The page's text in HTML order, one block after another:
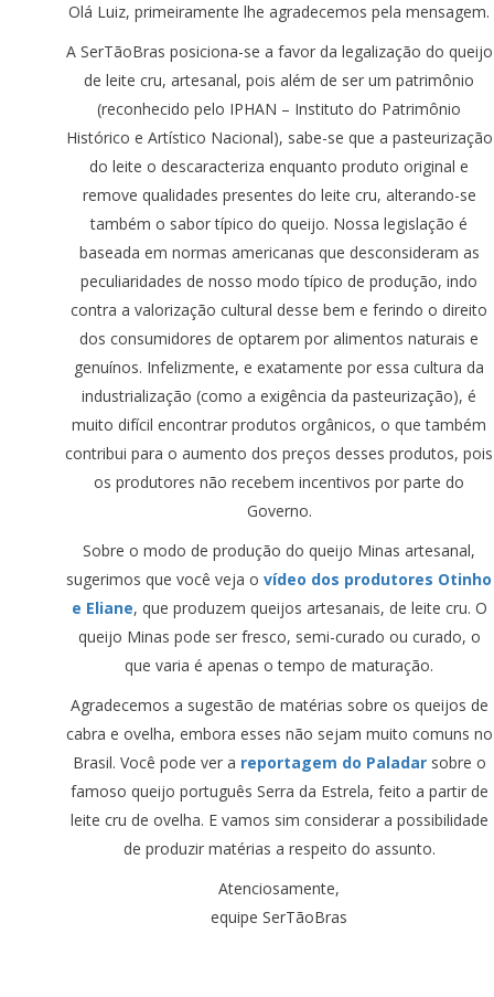
Olá Luiz, primeiramente lhe agradecemos pela mensagem.
A SerTãoBras posiciona-se a favor da legalização do queijo
de leite cru, artesanal, pois além de ser um patrimônio
(reconhecido pelo IPHAN – Instituto do Patrimônio
Histórico e Artístico Nacional), sabe-se que a pasteurização
do leite o descaracteriza enquanto produto original e
remove qualidades presentes do leite cru, alterando-se
também o sabor típico do queijo. Nossa legislação é
baseada em normas americanas que desconsideram as
peculiaridades de nosso modo típico de produção, indo
contra a valorização cultural desse bem e ferindo o direito
dos consumidores de optarem por alimentos naturais e
genuínos. Infelizmente, e exatamente por essa cultura da
industrialização (como a exigência da pasteurização), é
muito difícil encontrar produtos orgânicos, o que também
contribui para o aumento dos preços desses produtos, pois
os produtores não recebem incentivos por parte do
Governo.
Sobre o modo de produção do queijo Minas artesanal,
sugerimos que você veja ovídeo dos produtores Otinho
e Eliane, que produzem queijos artesanais, de leite cru. O
queijo Minas pode ser fresco, semi-curado ou curado, o
que varia é apenas o tempo de maturação.
Agradecemos a sugestão de matérias sobre os queijos de
cabra e ovelha, embora esses não sejam muito comuns no
Brasil. Você pode ver a reportagem do Paladarsobre o
famoso queijo português Serra da Estrela, feito a partir de
leite cru de ovelha. E vamos sim considerar a possibilidade
de produzir matérias a respeito do assunto.
Atenciosamente,
equipe SerTãoBras